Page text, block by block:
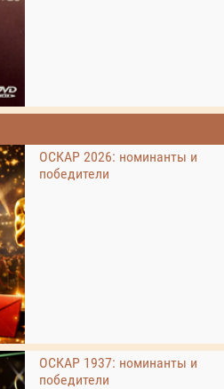
ОСКАР 2026: номинанты и
победители
ОСКАР 1937: номинанты и
победители